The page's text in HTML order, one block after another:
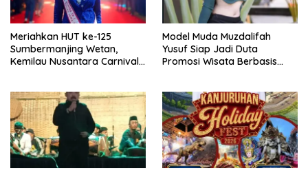
Meriahkan HUT ke-125
Sumbermanjing Wetan,
Kemilau Nusantara Carnival
Malang
Model Muda Muzdalifah
Yusuf Siap Jadi Duta
Promosi Wisata Berbasis